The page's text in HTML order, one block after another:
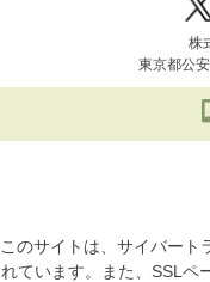
株
東京都公
このサイトは、サイバート
れています。また、SSLペ